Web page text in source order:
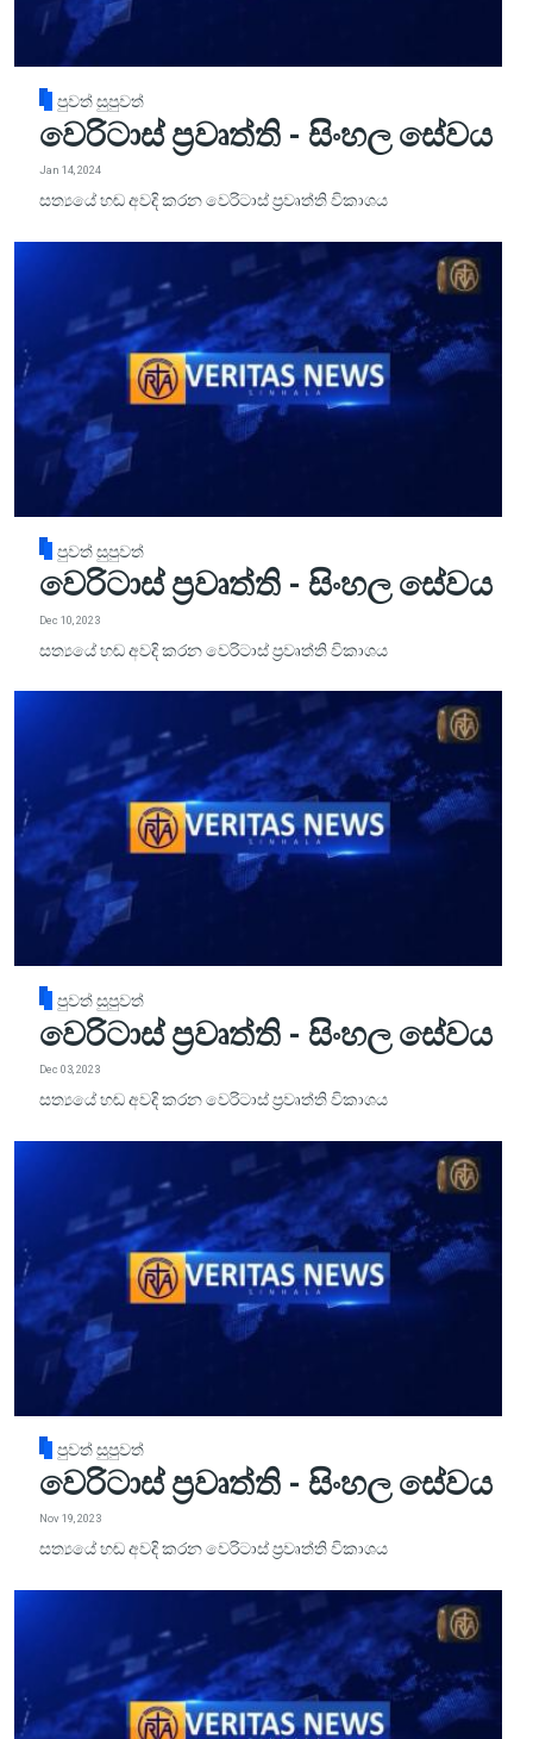
පුවත් සුපුවත්
වෙරිටාස් ප්‍රවෘත්ති - සිංහල සේවය
Jan 14, 2024
සත්‍යයේ හඬ අවදි කරන වෙරිටාස් ප්‍රවෘත්ති විකාශය
පුවත් සුපුවත්
වෙරිටාස් ප්‍රවෘත්ති - සිංහල සේවය
Dec 10, 2023
සත්‍යයේ හඬ අවදි කරන වෙරිටාස් ප්‍රවෘත්ති විකාශය
පුවත් සුපුවත්
වෙරිටාස් ප්‍රවෘත්ති - සිංහල සේවය
Dec 03, 2023
සත්‍යයේ හඬ අවදි කරන වෙරිටාස් ප්‍රවෘත්ති විකාශය
පුවත් සුපුවත්
වෙරිටාස් ප්‍රවෘත්ති - සිංහල සේවය
Nov 19, 2023
සත්‍යයේ හඬ අවදි කරන වෙරිටාස් ප්‍රවෘත්ති විකාශය